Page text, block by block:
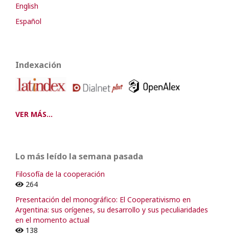
English
Español
Indexación
VER MÁS...
Lo más leído la semana pasada
Filosofía de la cooperación
264
Presentación del monográfico: El Cooperativismo en
Argentina: sus orígenes, su desarrollo y sus peculiaridades
en el momento actual
138